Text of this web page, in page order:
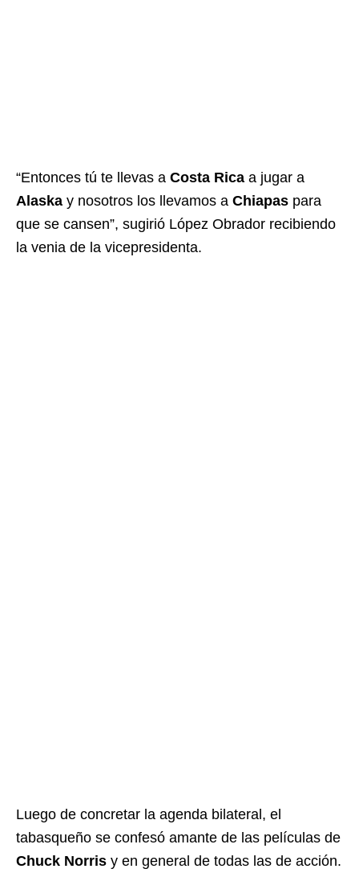
“Entonces tú te llevas a Costa Rica a jugar a
Alaska y nosotros los llevamos a Chiapas para
que se cansen”, sugirió López Obrador recibiendo
la venia de la vicepresidenta.
Luego de concretar la agenda bilateral, el
tabasqueño se confesó amante de las películas de
Chuck Norris y en general de todas las de acción.